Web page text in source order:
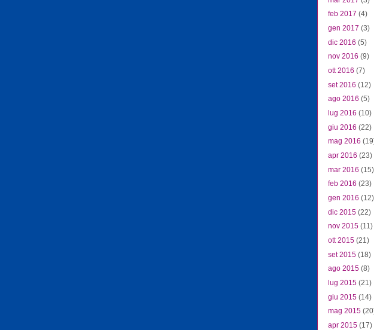
feb 2017 (4)
gen 2017 (3)
dic 2016 (5)
nov 2016 (9)
ott 2016 (7)
set 2016 (12)
ago 2016 (5)
lug 2016 (10)
giu 2016 (22)
mag 2016
apr 2016 (23)
mar 2016 (15)
feb 2016 (23)
gen 2016 (12)
dic 2015 (22)
nov 2015 (11)
ott 2015 (21)
set 2015 (18)
ago 2015 (8)
lug 2015 (21)
giu 2015 (14)
mag 2015
apr 2015 (17)